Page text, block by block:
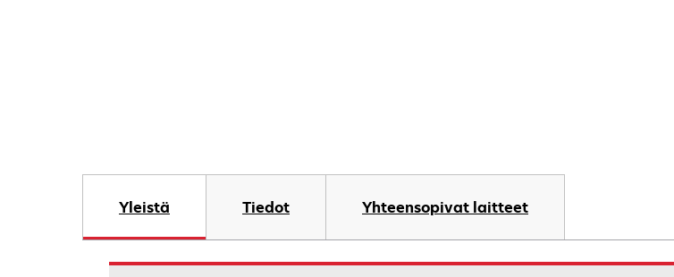
Yleistä Tiedot Yhteensopivat laitteet